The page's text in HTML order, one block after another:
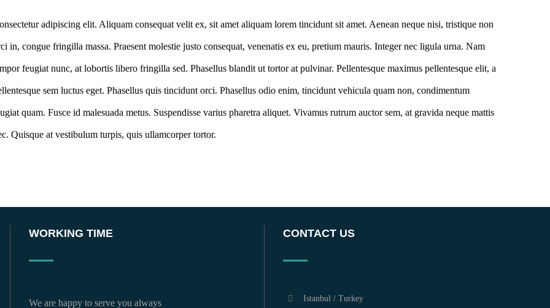
adipiscing elit. Aliquam consequat velit ex, sit amet aliquam lorem tincidunt sit amet. Aenean neque nisi, tristique non
in, congue fringilla massa. Praesent molestie justo consequat, venenatis ex eu, pretium mauris. Integer nec ligula urna. Nam
feugiat nunc, at lobortis libero fringilla sed. Phasellus blandit ut tortor at pulvinar. Pellentesque maximus pellentesque elit, a
sem luctus eget. Phasellus quis tincidunt orci. Phasellus odio enim, tincidunt vehicula quam non, condimentum
quam. Fusce id malesuada metus. Suspendisse varius pharetra aliquet. Vivamus rutrum auctor sem, at gravida neque mattis
Quisque at vestibulum turpis, quis ullamcorper tortor.
WORKING TIME
We are happy to serve you always
CONTACT US
Istanbul / Turkey